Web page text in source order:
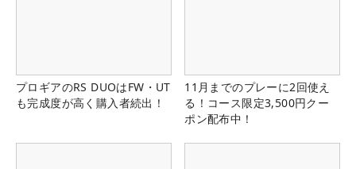
プロギアのRS DUOはFW・UT
も完成度が高く購入者続出！
11月までのプレーに2回使え
る！コース限定3,500円クー
ポン配布中！